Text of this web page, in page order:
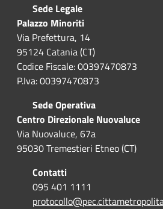
Sede Legale
Palazzo Minoriti
Via Prefettura, 14
95124 Catania (CT)
Codice Fiscale: 00397470873
P.Iva: 00397470873
Sede Operativa
Centro Direzionale Nuovaluce
Via Nuovaluce, 67a
95030 Tremestieri Etneo (CT)
Contatti
095 401 1111